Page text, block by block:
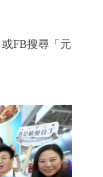
或FB搜尋「元